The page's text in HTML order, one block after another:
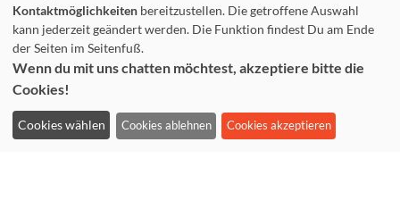
Montag bis Donnerstag: 10-14 Uhr & 16-19 Uhr
Freitag: 10-16 Uhr
Kontaktmöglichkeiten bereitzustellen. Die getroffene Auswahl
kann jederzeit geändert werden. Die Funktion findest Du am Ende
der Seiten im Seitenfuß.
Wenn du mit uns chatten möchtest, akzeptiere bitte die
Cookies!
Cookies wählen Cookies ablehnen Cookies akzeptieren